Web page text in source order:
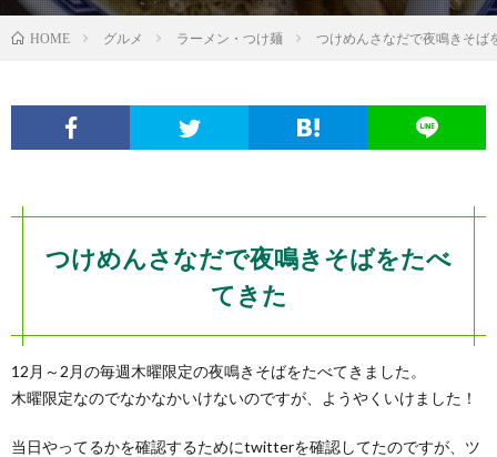
HOME グルメ ラーメン・つけ麺 つけめんさなだで夜鳴きそば
つけめんさなだで夜鳴きそばをたべ
てきた
12月～2月の毎週木曜限定の夜鳴きそばをたべてきました。
木曜限定なのでなかなかいけないのですが、ようやくいけました！
当日やってるかを確認するためにtwitterを確認してたのですが、ツ